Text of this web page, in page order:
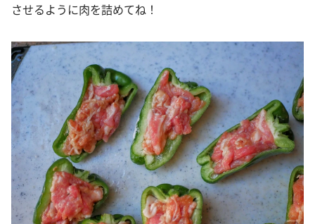
させるように肉を詰めてね！